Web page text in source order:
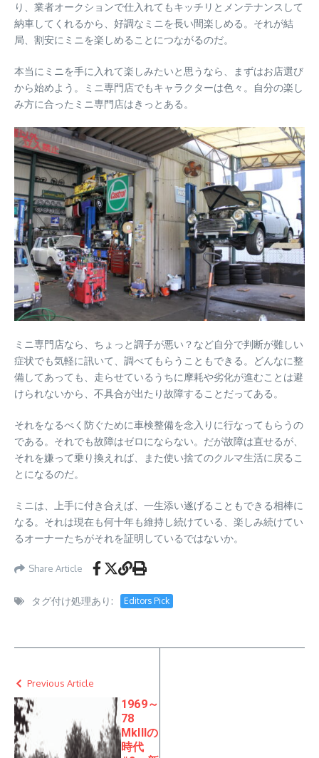
り、業者オークションで仕入れてもキッチリとメンテナンスして
納車してくれるから、好調なミニを長い間楽しめる。それが結
局、割安にミニを楽しめることにつながるのだ。
本当にミニを手に入れて楽しみたいと思うなら、まずはお店選び
から始めよう。ミニ専門店でもキャラクターは色々。自分の楽し
み方に合ったミニ専門店はきっとある。
ミニ専門店なら、ちょっと調子が悪い？など自分で判断が難しい
症状でも気軽に訊いて、調べてもらうこともできる。どんなに整
備してあっても、走らせているうちに摩耗や劣化が進むことは避
けられないから、不具合が出たり故障することだってある。
それをなるべく防ぐために車検整備を念入りに行なってもらうの
である。それでも故障はゼロにならない。だが故障は直せるが、
それを嫌って乗り換えれば、また使い捨てのクルマ生活に戻るこ
とになるのだ。
ミニは、上手に付き合えば、一生添い遂げることもできる相棒に
なる。それは現在も何十年も維持し続けている、楽しみ続けてい
るオーナーたちがそれを証明しているではないか。
Share Article
タグ付け処理あり: Editors Pick
Previous Article
1969～
78
MkIIIの
時代